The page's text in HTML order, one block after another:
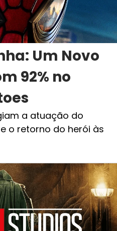
Um Novo
92% no
a atuação do
o retorno do herói às